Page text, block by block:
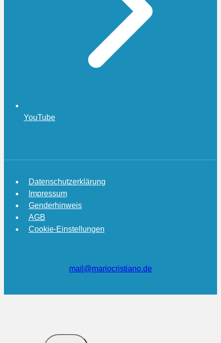
YouTube
Datenschutzerklärung
Impressum
Genderhinweis
AGB
Cookie-Einstellungen
mail@mariocristiano.de